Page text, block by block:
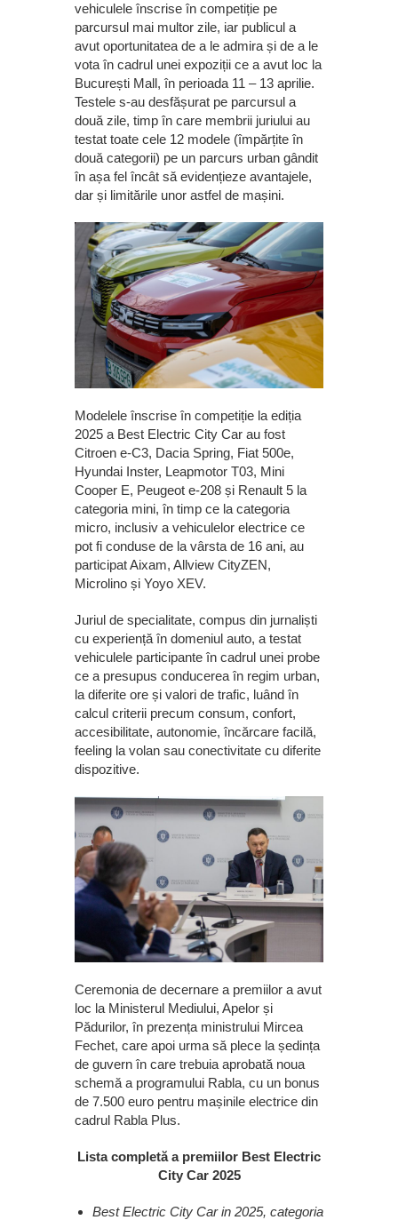
vehiculele înscrise în competiție pe
parcursul mai multor zile, iar publicul a
avut oportunitatea de a le admira și de a le
vota în cadrul unei expoziții ce a avut loc la
București Mall, în perioada 11 – 13 aprilie.
Testele s-au desfășurat pe parcursul a
două zile, timp în care membrii juriului au
testat toate cele 12 modele (împărțite în
două categorii) pe un parcurs urban gândit
în așa fel încât să evidențieze avantajele,
dar și limitările unor astfel de mașini.
Modelele înscrise în competiție la ediția
2025 a Best Electric City Car au fost
Citroen e-C3, Dacia Spring, Fiat 500e,
Hyundai Inster, Leapmotor T03, Mini
Cooper E, Peugeot e-208 și Renault 5 la
categoria mini, în timp ce la categoria
micro, inclusiv a vehiculelor electrice ce
pot fi conduse de la vârsta de 16 ani, au
participat Aixam, Allview CityZEN,
Microlino și Yoyo XEV.
Juriul de specialitate, compus din jurnaliști
cu experiență în domeniul auto, a testat
vehiculele participante în cadrul unei probe
ce a presupus conducerea în regim urban,
la diferite ore și valori de trafic, luând în
calcul criterii precum consum, confort,
accesibilitate, autonomie, încărcare facilă,
feeling la volan sau conectivitate cu diferite
dispozitive.
Ceremonia de decernare a premiilor a avut
loc la Ministerul Mediului, Apelor și
Pădurilor, în prezența ministrului Mircea
Fechet, care apoi urma să plece la ședința
de guvern în care trebuia aprobată noua
schemă a programului Rabla, cu un bonus
de 7.500 euro pentru mașinile electrice din
cadrul Rabla Plus.
Lista completă a premiilor Best Electric
City Car 2025
Best Electric City Car in 2025, categoria